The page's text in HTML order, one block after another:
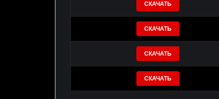
СКАЧАТЬ
СКАЧАТЬ
СКАЧАТЬ
СКАЧАТЬ